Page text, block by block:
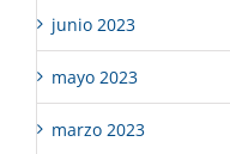
junio 2023
mayo 2023
marzo 2023